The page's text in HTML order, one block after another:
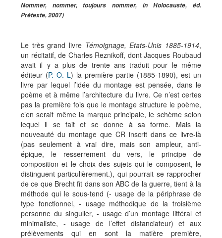
Nommer, nommer, toujours nommer, in Holocauste, éd.
Prétexte, 2007)
Le très grand livre Témoignage, Etats-Unis 1885-1914,
un récitatif, de Charles Reznikoff, dont Jacques Roubaud
avait il y a plus de trente ans traduit pour le même
éditeur (P. O. L) la première partie (1885-1890), est un
livre par lequel l’idée du montage est pensée, dans le
poème et à même l’architecture du livre. Ce n’est certes
pas la première fois que le montage structure le poème,
c’en serait même la marque principale, le schème selon
lequel il se fait et se donne à sa forme. Mais la
nouveauté du montage que CR inscrit dans ce livre-là
(pas seulement à vrai dire, mais son ampleur, anti-
épique, le resserrement du vers, le principe de
composition et le choix des sujets qui le composent, le
distinguent particulièrement.), qui pourrait se rapprocher
de ce que Brecht fit dans son ABC de la guerre, tient à la
méthode qui le sous-tend (- usage de la périphrase de
type fonctionnel, - usage méthodique de la troisième
personne du singulier, - usage d’un montage littéral et
minimaliste, - usage de l’effet distanciateur) et aux
prélèvements qui en sont la matière première,